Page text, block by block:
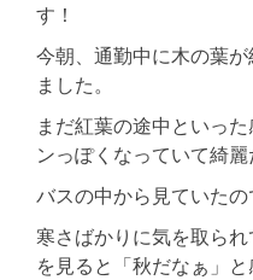
す！
今朝、通勤中に木の葉
ました。
まだ紅葉の途中といっ
ンっぽくなっていて綺麗
バスの中から見ていた
寒さばかりに気を取ら
を見ると「秋だなぁ」と